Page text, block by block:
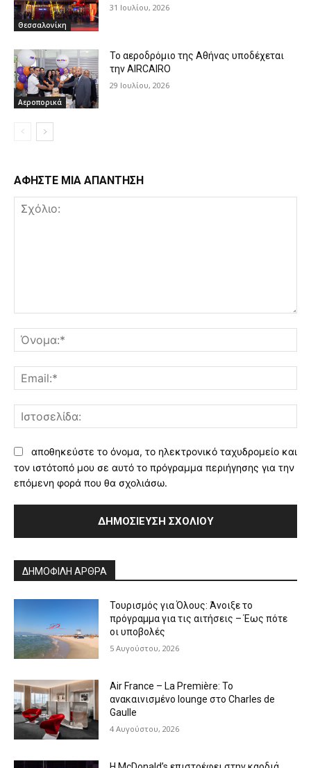
Θεσσαλονίκη
31 Ιουλίου, 2026
Αεροπορικά
Το αεροδρόμιο της Αθήνας υποδέχεται
την AIRCAIRO
29 Ιουλίου, 2026
ΑΦΗΣΤΕ ΜΙΑ ΑΠΑΝΤΗΣΗ
αποθηκεύστε το όνομα, το ηλεκτρονικό ταχυδρομείο και
τον ιστότοπό μου σε αυτό το πρόγραμμα περιήγησης για την
επόμενη φορά που θα σχολιάσω.
ΔΗΜΟΦΙΛΗ ΑΡΘΡΑ
Τουρισμός για Όλους: Άνοιξε το
πρόγραμμα για τις αιτήσεις – Έως πότε
οι υποβολές
5 Αυγούστου, 2026
Air France – La Première: Το
ανακαινισμένο lounge στο Charles de
Gaulle
4 Αυγούστου, 2026